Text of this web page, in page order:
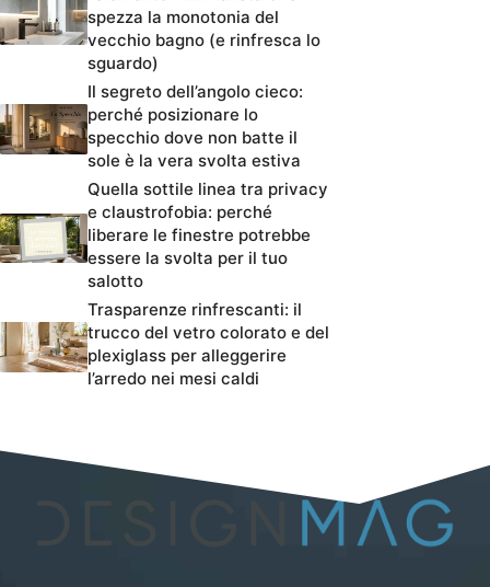
spezza la monotonia del
vecchio bagno (e rinfresca lo
sguardo)
Il segreto dell’angolo cieco:
perché posizionare lo
specchio dove non batte il
sole è la vera svolta estiva
Quella sottile linea tra privacy
e claustrofobia: perché
liberare le finestre potrebbe
essere la svolta per il tuo
salotto
Trasparenze rinfrescanti: il
trucco del vetro colorato e del
plexiglass per alleggerire
l’arredo nei mesi caldi